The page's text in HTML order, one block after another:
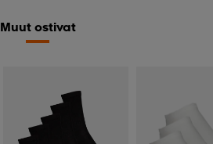
Muut ostivat